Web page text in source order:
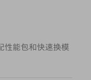
性能包和快速换模